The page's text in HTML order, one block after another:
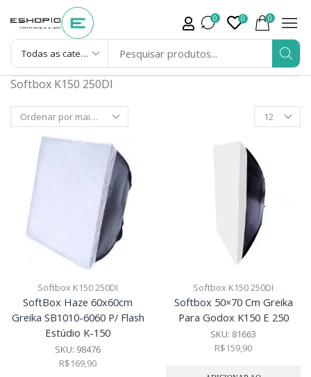
0 0 0
Softbox K150 250DI
Softbox K150 250DI
SoftBox Haze 60x60cm
Greika SB1010-6060 P/ Flash
Estúdio K-150
SKU: 98476
R$169,90
Softbox K150 250DI
Softbox 50×70 Cm Greika
Para Godox K150 E 250
SKU: 81663
R$159,90